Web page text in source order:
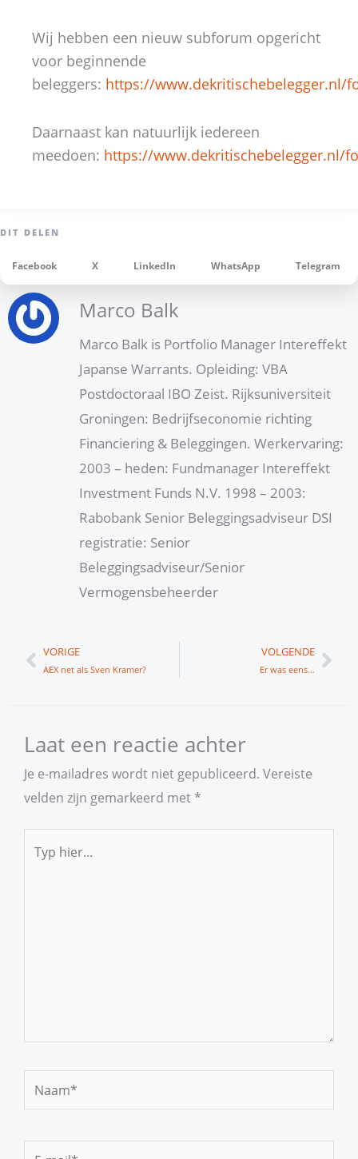
Wij hebben een nieuw subforum opgericht
voor beginnende
beleggers: https://www.dekritischebelegger.nl/
Daarnaast kan natuurlijk iedereen
meedoen: https://www.dekritischebelegger.nl/
Facebook X LinkedIn WhatsApp Telegram
Marco Balk
Marco Balk is Portfolio Manager Intereffekt
Japanse Warrants. Opleiding: VBA
Postdoctoraal IBO Zeist. Rijksuniversiteit
Groningen: Bedrijfseconomie richting
Financiering & Beleggingen. Werkervaring:
2003 – heden: Fundmanager Intereffekt
Investment Funds N.V. 1998 – 2003:
Rabobank Senior Beleggingsadviseur DSI
registratie: Senior
Beleggingsadviseur/Senior
Vermogensbeheerder
Vorige
VORIGE
AEX net als Sven Kramer?
VOLGENDE
Er was eens…
Laat een reactie achter
Je e-mailadres wordt niet gepubliceerd. Vereiste
velden zijn gemarkeerd met *
hier...